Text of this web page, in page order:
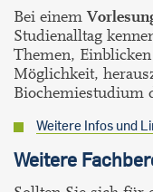
Bei einem
Studienalltag
Themen,
Möglichkeit,
Biochemiestudium
Weitere Infos und
Weitere